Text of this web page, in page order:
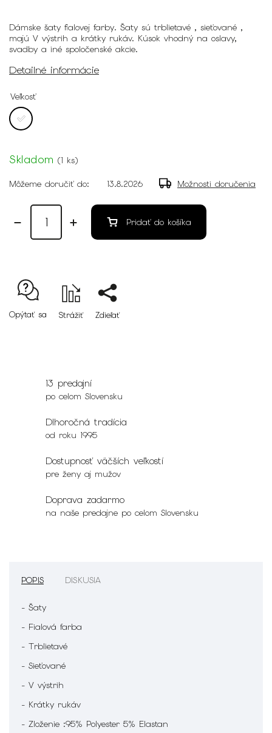
Dámske šaty fialovej farby. Šaty sú trblietavé , sieťované ,
majú V výstrih a krátky rukáv. Kúsok vhodný na oslavy,
svadby a iné spoločenské akcie.
Detailné informácie
Veľkosť
Skladom (1 ks)
Môžeme doručiť do: 13.8.2026 Možnosti doručenia
Pridať do košíka
Opýtať sa Strážiť Zdieľať
13 predajní
po celom Slovensku
Dlhoročná tradícia
od roku 1995
Dostupnosť väčších veľkostí
pre ženy aj mužov
Doprava zadarmo
na naše predajne po celom Slovensku
POPIS DISKUSIA
- Šaty
- Fialová farba
- Trblietavé
- Sieťované
- V výstrih
- Krátky rukáv
- Zloženie :95% Polyester 5% Elastan